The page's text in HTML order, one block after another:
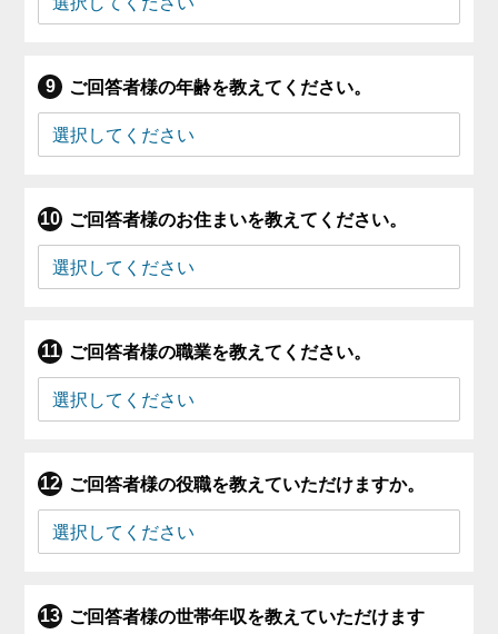
ご回答者様の年齢を教えてください。
ご回答者様のお住まいを教えてください。
ご回答者様の職業を教えてください。
ご回答者様の役職を教えていただけますか。
ご回答者様の世帯年収を教えていただけます